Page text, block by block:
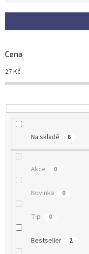
r
d
k
t
Cena
27Kč
Na skladě 6
Akce 0
Novinka 0
Tip 0
Bestseller 2